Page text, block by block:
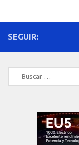
SEGUIR:
Buscar: